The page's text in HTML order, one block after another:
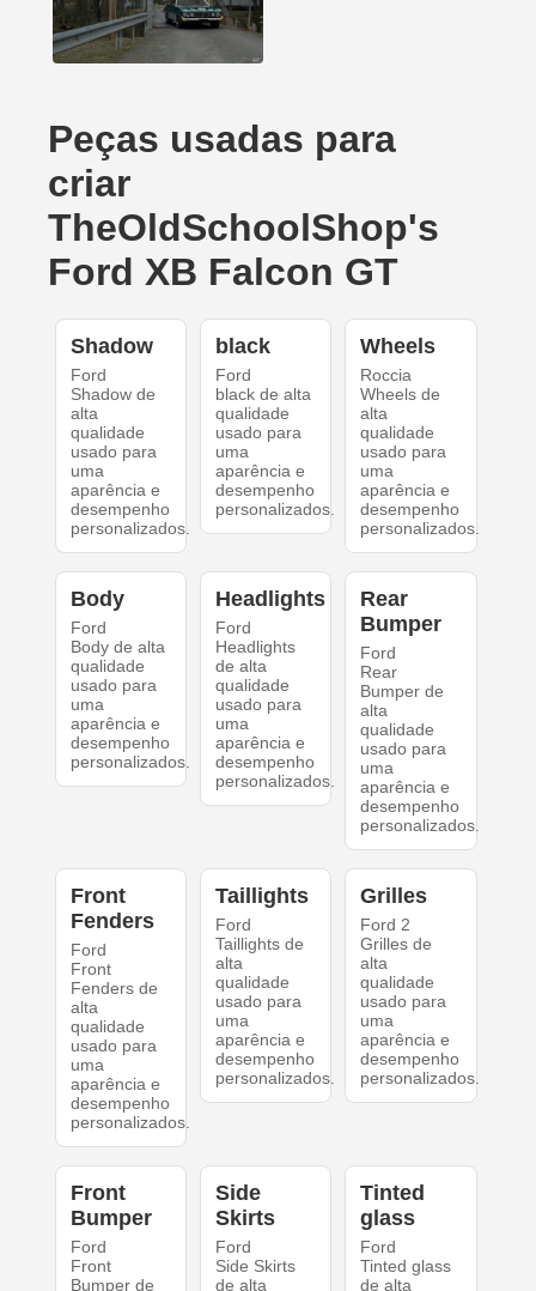
Peças usadas para
criar
TheOldSchoolShop's
Ford XB Falcon GT
Shadow
Ford
Shadow de
alta
qualidade
usado para
uma
aparência e
desempenho
personalizados.
black
Ford
black de alta
qualidade
usado para
uma
aparência e
desempenho
personalizados.
Wheels
Roccia
Wheels de
alta
qualidade
usado para
uma
aparência e
desempenho
personalizados.
Body
Ford
Body de alta
qualidade
usado para
uma
aparência e
desempenho
personalizados.
Headlights
Ford
Headlights
de alta
qualidade
usado para
uma
aparência e
desempenho
personalizados.
Rear
Bumper
Ford
Rear
Bumper de
alta
qualidade
usado para
uma
aparência e
desempenho
personalizados.
Front
Fenders
Ford
Front
Fenders de
alta
qualidade
usado para
uma
aparência e
desempenho
personalizados.
Taillights
Ford
Taillights de
alta
qualidade
usado para
uma
aparência e
desempenho
personalizados.
Grilles
Ford 2
Grilles de
alta
qualidade
usado para
uma
aparência e
desempenho
personalizados.
Front
Bumper
Ford
Front
Bumper de
Side
Skirts
Ford
Side Skirts
de alta
Tinted
glass
Ford
Tinted glass
de alta